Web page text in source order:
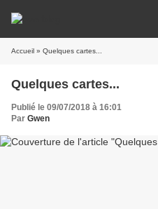
Accueil » Quelques cartes...
Quelques cartes...
Publié le 09/07/2018 à 16:01
Par Gwen